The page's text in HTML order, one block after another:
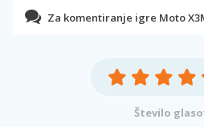
Za komentiranje igre Moto
Število